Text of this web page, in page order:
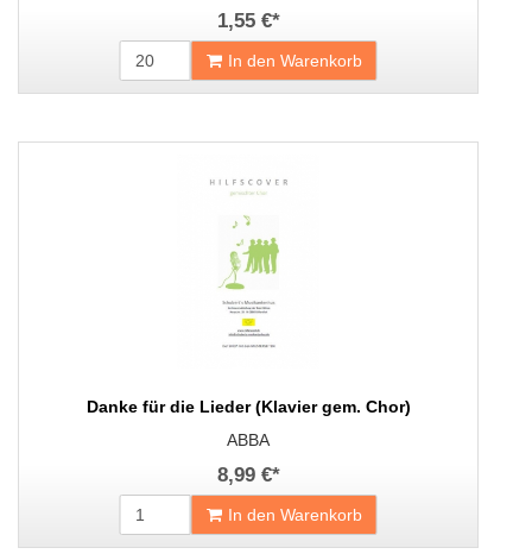
1,55 €*
In den Warenkorb
Danke für die Lieder (Klavier gem. Chor)
ABBA
8,99 €*
In den Warenkorb